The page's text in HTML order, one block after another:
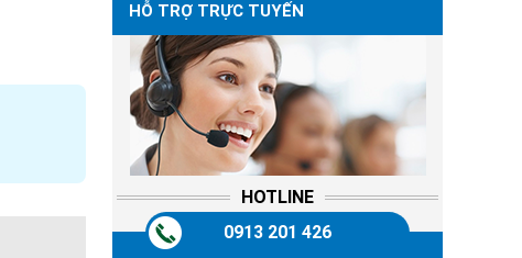
HỖ TRỢ TRỰC TUYẾN
HOTLINE
0913 201 426